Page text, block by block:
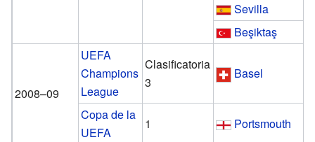
Sevilla
Beşiktaş
2008–09
UEFA
Champions
League
Clasificatoria
3
Basel
Copa de la
UEFA
1 Portsmouth